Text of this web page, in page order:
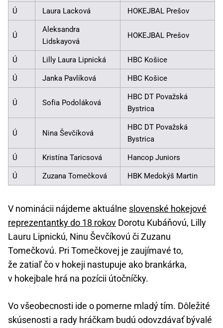
Ú Laura Lacková HOKEJBAL Prešov
Ú
Aleksandra
Lidskayová
HOKEJBAL Prešov
Ú Lilly Laura Lipnická HBC Košice
Ú Janka Pavlíková HBC Košice
Ú Sofia Podoláková
HBC DT Považská
Bystrica
Ú Nina Ševčíková
HBC DT Považská
Bystrica
Ú Kristína Taricsová Hancop Juniors
Ú Zuzana Tomečková HBK Medokýš Martin
V nominácii nájdeme aktuálne slovenské hokejové
reprezentantky do 18 rokov Dorotu Kubáňovú, Lilly
Lauru Lipnickú, Ninu Ševčíkovú či Zuzanu
Tomečkovú. Pri Tomečkovej je zaujímavé to,
že zatiaľ čo v hokeji nastupuje ako brankárka,
v hokejbale hrá na pozícii útočníčky.
Vo všeobecnosti ide o pomerne mladý tím. Dôležité
skúsenosti a rady hráčkam budú odovzdávať bývalé